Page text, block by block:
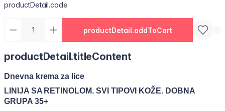
productDetail.code
productDetail.addToCart
productDetail.titleContent
Dnevna krema za lice
LINIJA SA RETINOLOM. SVI TIPOVI KOŽE. DOBNA
GRUPA 35+